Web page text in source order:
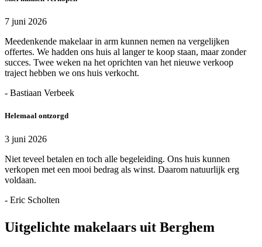
7 juni 2026
Meedenkende makelaar in arm kunnen nemen na vergelijken
offertes. We hadden ons huis al langer te koop staan, maar zonder
succes. Twee weken na het oprichten van het nieuwe verkoop
traject hebben we ons huis verkocht.
- Bastiaan Verbeek
Helemaal ontzorgd
3 juni 2026
Niet teveel betalen en toch alle begeleiding. Ons huis kunnen
verkopen met een mooi bedrag als winst. Daarom natuurlijk erg
voldaan.
- Eric Scholten
Uitgelichte makelaars uit Berghem